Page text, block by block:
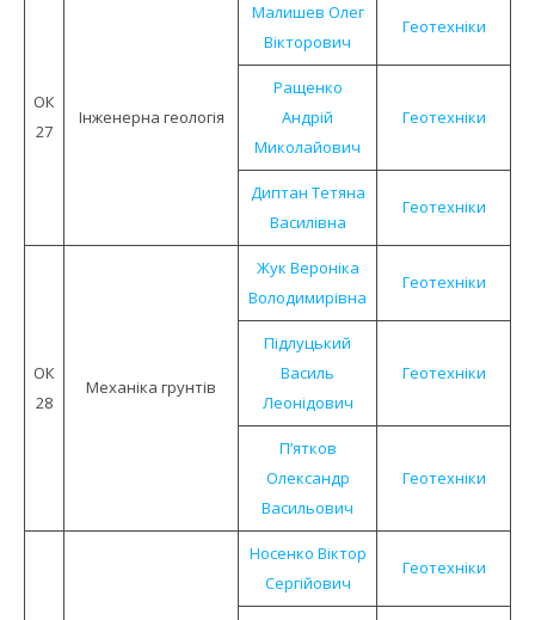
ОК
27
Інженерна геологія
Малишев Олег
Вікторович
Геотехніки
Ращенко
Андрій
Миколайович
Геотехніки
Диптан Тетяна
Василівна
Геотехніки
ОК
28
Механіка грунтів
Жук Вероніка
Володимирівна
Геотехніки
Підлуцький
Василь
Леонідович
Геотехніки
П’ятков
Олександр
Васильович
Геотехніки
Носенко Віктор
Сергійович
Геотехніки